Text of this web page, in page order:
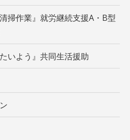
掃作業』就労継続支援A・B型
いよう』共同生活援助